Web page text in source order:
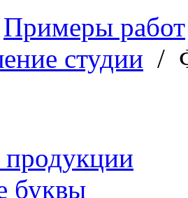
Примеры работ
студии /
продукции
буквы